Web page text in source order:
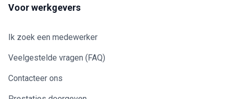
Voor werkgevers
Ik zoek een medewerker
Veelgestelde vragen (FAQ)
Contacteer ons